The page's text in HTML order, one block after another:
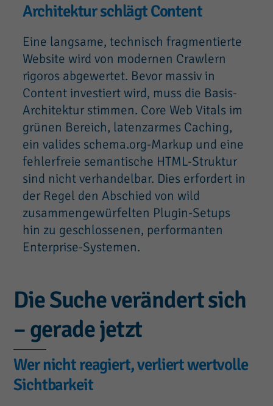
Architektur schlägt Content
Eine langsame, technisch fragmentierte
Website wird von modernen Crawlern
rigoros abgewertet. Bevor massiv in
Content investiert wird, muss die Basis-
Architektur stimmen. Core Web Vitals im
grünen Bereich, latenzarmes Caching,
ein valides schema.org-Markup und eine
fehlerfreie semantische HTML-Struktur
sind nicht verhandelbar. Dies erfordert in
der Regel den Abschied von wild
zusammengewürfelten Plugin-Setups
hin zu geschlossenen, performanten
Enterprise-Systemen.
Die Suche verändert sich
– gerade jetzt
Wer nicht reagiert, verliert wertvolle
Sichtbarkeit